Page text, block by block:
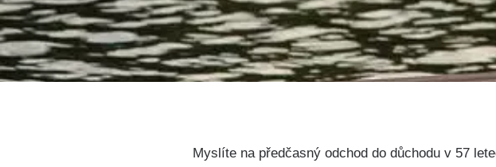
Myslíte na předčasný odchod ⁣do důchodu v 57